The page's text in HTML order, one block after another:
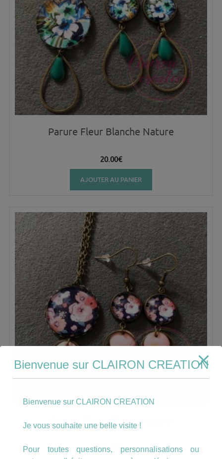
Parure Fleur Blanche Nature
20.00€
AJOUTER AU PANIER
Parure Fleurs Roses Nature
20.00 €
Bienvenue sur CLAIRON CREATION
Bienvenue sur CLAIRON CREATION
Je vous souhaite une belle visite !
Pour toutes questions, personnalisations ou